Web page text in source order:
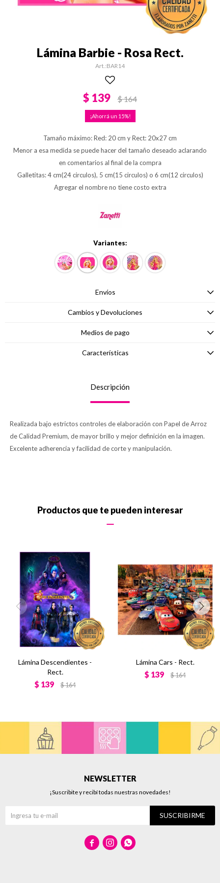
Lámina Barbie - Rosa Rect.
BAR14
$ 139 $164
15
Tamaño máximo: Red: 20 cm y Rect: 20x27 cm
Menor a esa medida se puede hacer del tamaño deseado aclarando
en comentarios al final de la compra
Galletitas: 4 cm(24 circulos), 5 cm(15 circulos) o 6 cm(12 circulos)
Agregar el nombre no tiene costo extra
Variantes:
Envíos
Cambios y Devoluciones
Medios de pago
Características
Descripción
Realizada bajo estrictos controles de elaboración con Papel de Arroz
de Calidad Premium, de mayor brillo y mejor definición en la imagen.
Excelente adherencia y facilidad de corte y manipulación.
Productos que te pueden interesar
Lámina Descendientes -
Rect.
$ 139 $164
Lámina Cars - Rect.
$ 139 $164
NEWSLETTER
¡Suscribite y recibí todas nuestras novedades!
SUSCRIBIRME
  